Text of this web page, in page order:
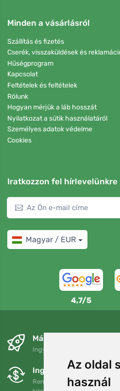
Az oldal
használ
Minden a vásárlásról
Szállítás és fizetés
Cserék, visszaküldések és
Hűségprogram
Kapcsolat
Feltételek és feltételek
Rólunk
Hogyan mérjük a láb hosszát
Nyilatkozat a sütik használatáról
Személyes adatok védelme
Cookies
Iratkozzon fel hírlevelünkre
Magyar / EUR
4,7/5
Másnapra és
Ingyenes szállítás a
Ingyenes csere és
Rendelését 90 napon belül